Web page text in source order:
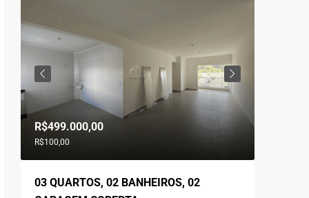
R$499.000,00
R$100,00
03 QUARTOS, 02 BANHEIROS, 02